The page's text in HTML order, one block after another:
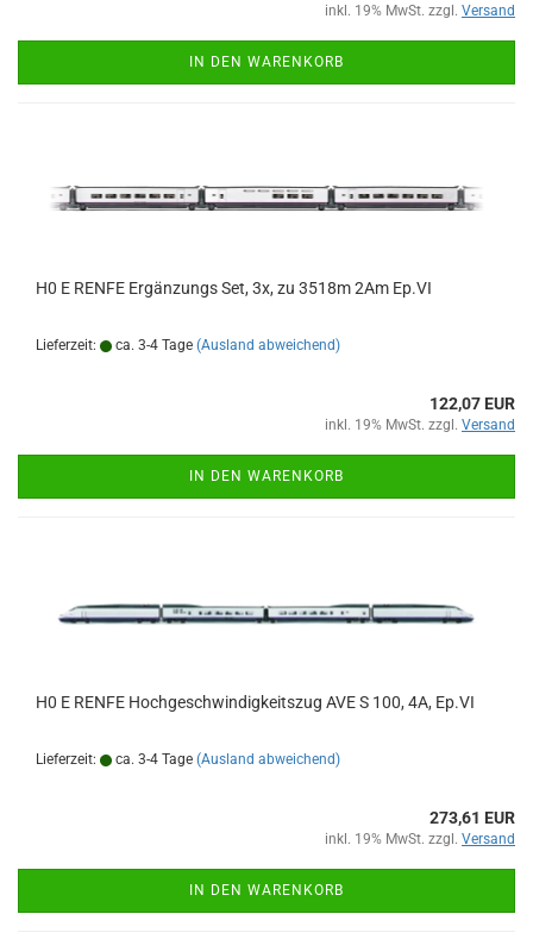
inkl. 19% MwSt. zzgl. Versand
IN DEN WARENKORB
H0 E RENFE Ergänzungs Set, 3x, zu 3518m 2Am Ep.VI
Lieferzeit: ca. 3-4 Tage (Ausland abweichend)
122,07 EUR
inkl. 19% MwSt. zzgl. Versand
IN DEN WARENKORB
H0 E RENFE Hochgeschwindigkeitszug AVE S 100, 4A, Ep.VI
Lieferzeit: ca. 3-4 Tage (Ausland abweichend)
273,61 EUR
inkl. 19% MwSt. zzgl. Versand
IN DEN WARENKORB